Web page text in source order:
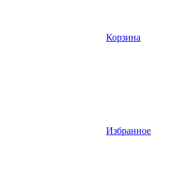
Корзина
Избранное